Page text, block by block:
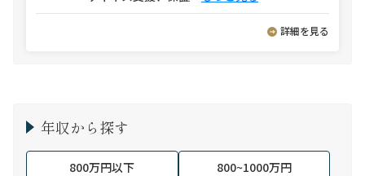
詳細を見る
年収から探す
800万円以下
800~1000万円